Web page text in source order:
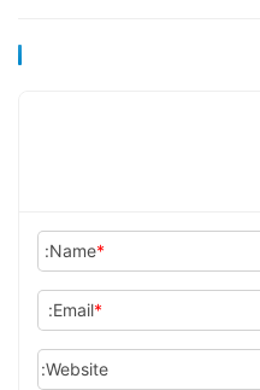
*
Name:
*
Email:
Website: